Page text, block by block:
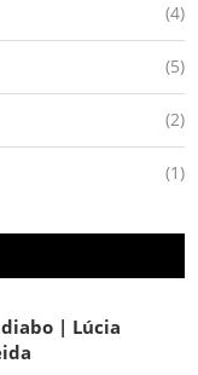
(4)
(5)
(2)
(1)
| Lúcia